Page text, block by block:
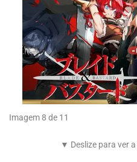
Imagem 8 de 11
▼ Deslize para ver